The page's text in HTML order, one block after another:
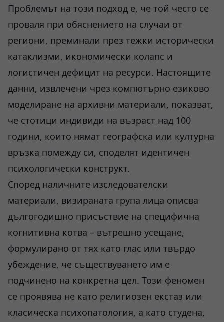
Проблемът на този подход е, че той често се
проваля при обяснението на случаи от
региони, преминали през тежки исторически
катаклизми, икономически колапс и
логистичен дефицит на ресурси. Настоящите
данни, извлечени чрез компютърно езиково
моделиране на архивни материали, показват,
че стотици индивиди на възраст над 100
години, които нямат географска или културна
връзка помежду си, споделят идентичен
психологически конструкт.
Според наличните изследователски
материали, визираната група лица описва
дългогодишно присъствие на специфична
когнитивна котва – вътрешно усещане,
формулирано от тях като глас или твърдо
убеждение, че съществуването им е
подчинено на конкретна цел. Този феномен
се проявява не като религиозен екстаз или
класическа психопатология, а като студена,